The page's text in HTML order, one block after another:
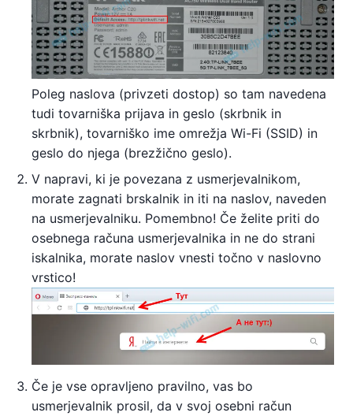
Poleg naslova (privzeti dostop) so tam navedena
tudi tovarniška prijava in geslo (skrbnik in
skrbnik), tovarniško ime omrežja Wi-Fi (SSID) in
geslo do njega (brezžično geslo).
V napravi, ki je povezana z usmerjevalnikom,
morate zagnati brskalnik in iti na naslov, naveden
na usmerjevalniku. Pomembno! Če želite priti do
osebnega računa usmerjevalnika in ne do strani
iskalnika, morate naslov vnesti točno v naslovno
vrstico!
Če je vse opravljeno pravilno, vas bo
usmerjevalnik prosil, da v svoj osebni račun